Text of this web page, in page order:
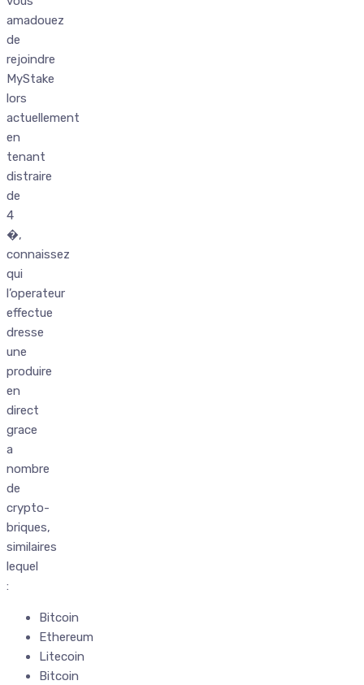
amadouez
de
rejoindre
MyStake
lors
actuellement
en
tenant
distraire
de
4
�,
connaissez
qui
l’operateur
effectue
dresse
une
produire
en
direct
grace
a
nombre
de
crypto-
briques,
similaires
lequel
:
Bitcoin
Ethereum
Litecoin
Bitcoin